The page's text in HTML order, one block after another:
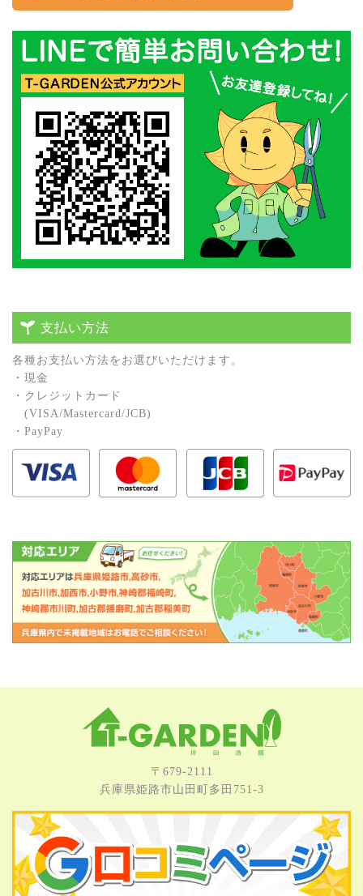
支払い方法
各種お⽀払い⽅法をお選びいただけます。
・現⾦
・クレジットカード
(VISA/Mastercard/JCB)
・PayPay
〒679-2111
兵庫県姫路市⼭⽥町多⽥751-3